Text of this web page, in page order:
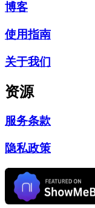
博客
使用指南
关于我们
资源
服务条款
隐私政策